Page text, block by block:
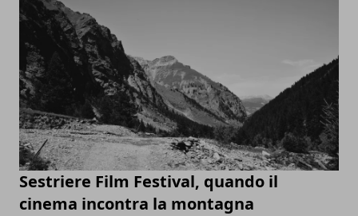
Sestriere Film Festival, quando il
cinema incontra la montagna